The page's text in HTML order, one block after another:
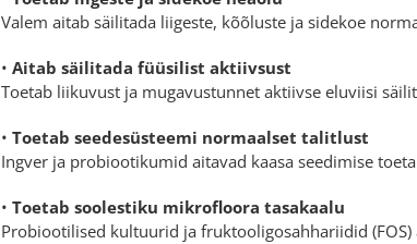
Valem aitab säilitada liigeste, kõõluste ja sidekoe
• Aitab säilitada füüsilist aktiivsust
Toetab liikuvust ja mugavustunnet aktiivse eluviisi
• Toetab seedesüsteemi normaalset talitlust
Ingver ja probiootikumid aitavad kaasa seedimise
• Toetab soolestiku mikrofloora tasakaalu
Probiootilised kultuurid ja fruktooligosahhariidid